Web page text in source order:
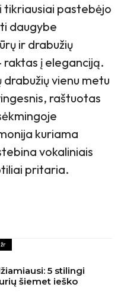
pastebėjo
daugybe
ir drabužių
raktas į eleganciją.
vienu metu
raštuotas
kuriama
vokaliniais
pritaria.
5 stilingi
šiemet ieško